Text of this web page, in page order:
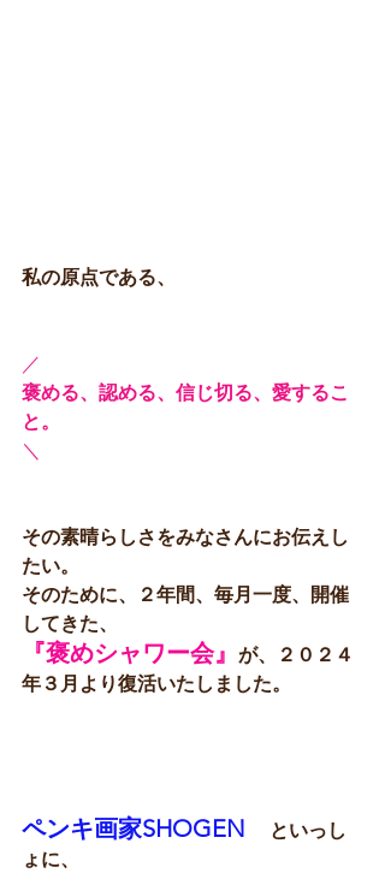
私の原点である、
／
褒める、認める、信じ切る、愛するこ
と。
＼
その素晴らしさをみなさんにお伝えし
たい。
そのために、２年間、毎月一度、開催
してきた、
『褒めシャワー会』 が、２０２４
年３月より復活いたしました。
ペンキ画家SHOGEN
といっし
ょに、